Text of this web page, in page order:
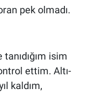
pek olmadı.
isim
ettim. Altı-
kaldım,